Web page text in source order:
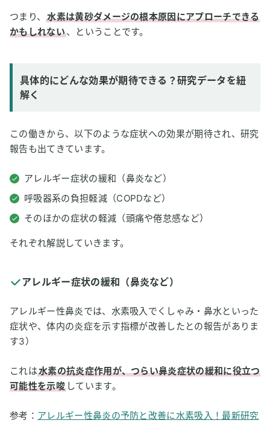
つまり、水素は黄砂ダメージの根本原因にアプローチできる
かもしれない、ということです。
具体的にどんな効果が期待できる？研究データを紐
解く
この働きから、以下のような症状への効果が期待され、研究
報告も出てきています。
アレルギー症状の緩和（鼻炎など）
呼吸器系の負担軽減（COPDなど）
そのほかの症状の軽減（頭痛や倦怠感など）
それぞれ解説していきます。
アレルギー症状の緩和（鼻炎など）
アレルギー性鼻炎では、水素吸入でくしゃみ・鼻水といった
症状や、体内の炎症を示す指標が改善したとの報告がありま
す3）
これは水素の抗炎症作用が、つらい鼻炎症状の緩和に役立つ
可能性を示唆しています。
参考： アレルギー性鼻炎の予防と改善に水素吸入！最新研究